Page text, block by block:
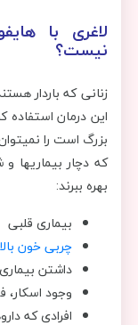
لاغری با
نیست؟
زنانی که باردار
این درمان استفاده
بزرگ است را
که دچار بیماریها
بهره ببرند:
بیماری قلبی
چربی خون بالا
داشتن
وجود
افرادی که